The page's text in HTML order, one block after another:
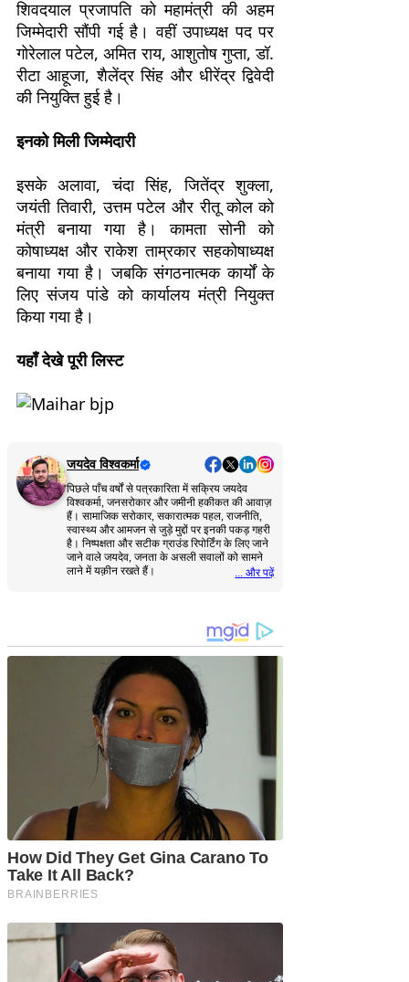
शिवदयाल प्रजापति को महामंत्री की अहम
जिम्मेदारी सौंपी गई है। वहीं उपाध्यक्ष पद पर
गोरेलाल पटेल, अमित राय, आशुतोष गुप्ता, डॉ.
रीटा आहूजा, शैलेंद्र सिंह और धीरेंद्र द्विवेदी
की नियुक्ति हुई है।
इनको मिली जिम्मेदारी
इसके अलावा, चंदा सिंह, जितेंद्र शुक्ला,
जयंती तिवारी, उत्तम पटेल और रीतू कोल को
मंत्री बनाया गया है। कामता सोनी को
कोषाध्यक्ष और राकेश ताम्रकार सहकोषाध्यक्ष
बनाया गया है। जबकि संगठनात्मक कार्यों के
लिए संजय पांडे को कार्यालय मंत्री नियुक्त
किया गया है।
यहाँ देखे पूरी लिस्ट
जयदेव विश्वकर्मा
पिछले पाँच वर्षों से पत्रकारिता में सक्रिय जयदेव
विश्वकर्मा, जनसरोकार और जमीनी हकीकत की आवाज़
हैं। सामाजिक सरोकार, सकारात्मक पहल, राजनीति,
स्वास्थ्य और आमजन से जुड़े मुद्दों पर इनकी पकड़ गहरी
है। निष्पक्षता और सटीक ग्राउंड रिपोर्टिंग के लिए जाने
जाने वाले जयदेव, जनता के असली सवालों को सामने
लाने में यक़ीन रखते हैं।
... और पढ़ें